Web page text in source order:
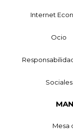
Internet
Ocio
Sociales
Mesa